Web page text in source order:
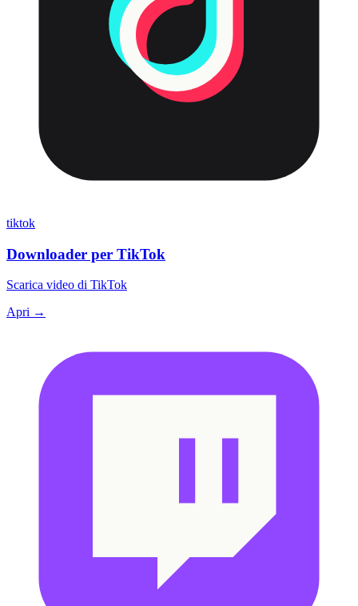
tiktok
Downloader per TikTok
Scarica video di TikTok
Apri →